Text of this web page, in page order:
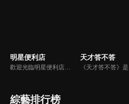
明星便利店
歡迎光臨明星便利店！你覺得便利店裡面有什麼？關東煮？茶葉蛋？還是讓你尖叫的大明星？一家擁有明星的便利店，到底有多稀奇，你會不會想要光臨呢？
天才答不答
綜藝排行榜